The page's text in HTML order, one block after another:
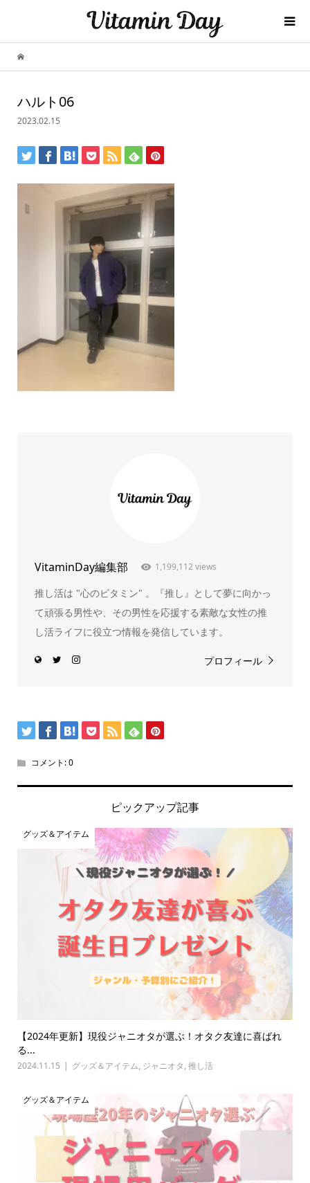
ハルト06
2023.02.15
VitaminDay編集部 1,199,112 views
推し活は "心のビタミン" 。『推し』として夢に向かっ
て頑張る男性や、その男性を応援する素敵な女性の推
し活ライフに役立つ情報を発信しています。
プロフィール
コメント:0
ピックアップ記事
グッズ＆アイテム
【2024年更新】現役ジャニオタが選ぶ！オタク友達に喜ばれ
る...
2024.11.15 グッズ＆アイテム, ジャニオタ, 推し活
グッズ＆アイテム